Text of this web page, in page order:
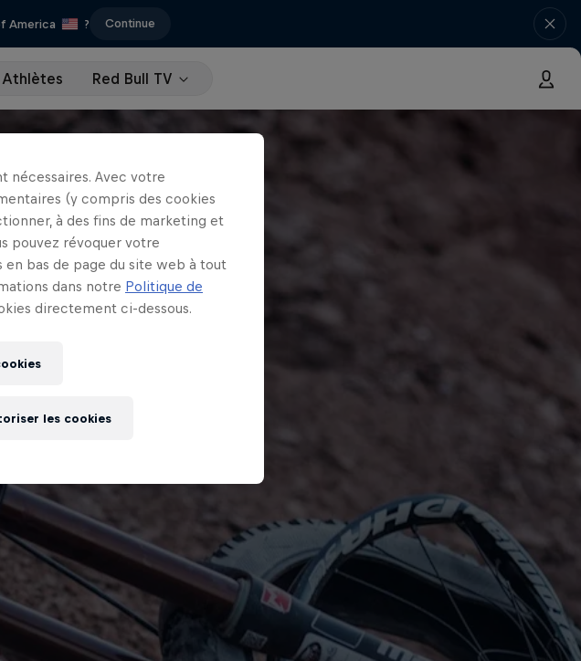
America ? Continue
Athlètes Red Bull TV
nécessaires. Avec votre
(y compris des cookies
à des fins de marketing et
pouvez révoquer votre
bas de page du site web à tout
dans notre Politique de
directement ci-dessous.
les cookies